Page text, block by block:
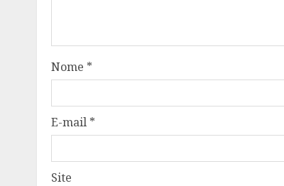
Nome *
E-mail *
Site